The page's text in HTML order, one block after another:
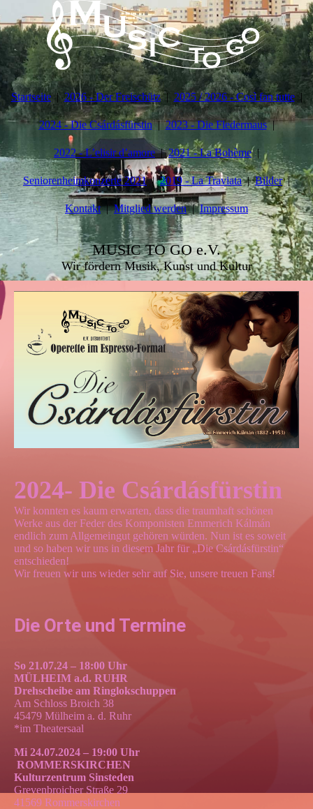
Startseite 2026 - Der Freischütz 2025 / 2026 - Così fan tutte
2024 - Die Csárdásfürstin 2023 - Die Fledermaus
2022 - L’elisir d’amore 2021 - La Bohème
Seniorenheimkonzerte 2021 2019 - La Traviata Bilder
Kontakt Mitglied werden Impressum
MUSIC TO GO e.V.
Wir fördern Musik, Kunst und Kultur
2024- Die Csárdásfürstin
Wir konnten es kaum erwarten, dass die traumhaft schönen
Werke aus der Feder des Komponisten Emmerich Kálmán
endlich zum Allgemeingut gehören würden. Nun ist es soweit
und so haben wir uns in diesem Jahr für „Die Csárdásfürstin“
entschieden!
Wir freuen wir uns wieder sehr auf Sie, unsere treuen Fans!
Die Orte und Termine
So 21.07.24 – 18:00 Uhr
MÜLHEIM a.d. RUHR
Drehscheibe am Ringlokschuppen
Am Schloss Broich 38
45479 Mülheim a. d. Ruhr
*im Theatersaal
Mi 24.07.2024 – 19:00 Uhr
ROMMERSKIRCHEN
Kulturzentrum Sinsteden
Grevenbroicher Straße 29
41569 Rommerskirchen